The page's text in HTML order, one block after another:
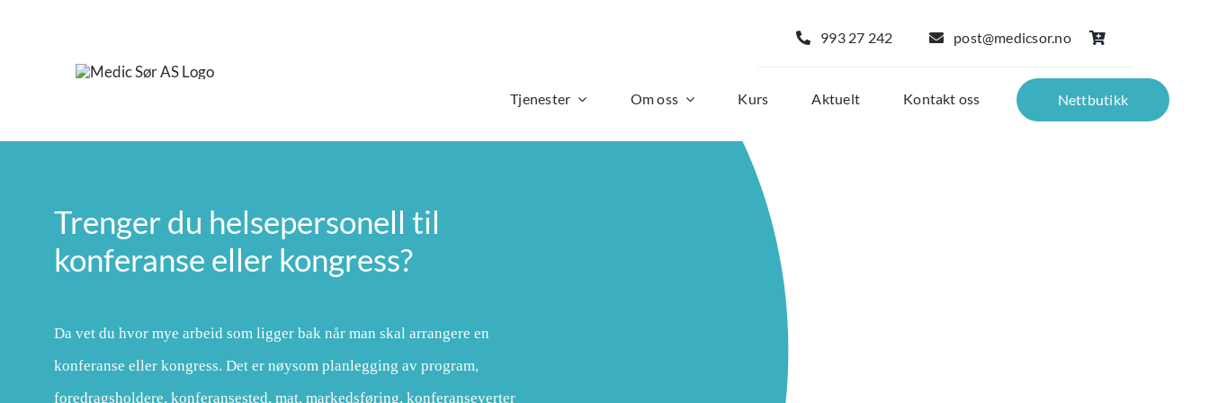
993 27 242 post@medicsor.no
Tjenester Om oss Kurs Aktuelt Kontakt oss Nettbutikk
Trenger du helsepersonell til
konferanse eller kongress?
Da vet du hvor mye arbeid som ligger bak når man skal arrangere en
konferanse eller kongress. Det er nøysom planlegging av program,
foredragsholdere, konferansested, mat, markedsføring, konferanseverter